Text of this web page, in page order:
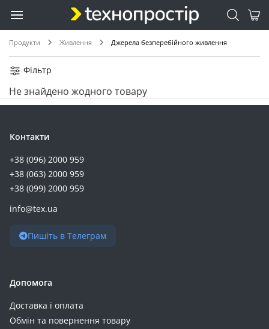
Продукти Живлення Джерела безперебійного живлення
Фільтр
Не знайдено жодного товару
Контакти
+38 (096) 2000 959
+38 (063) 2000 959
+38 (099) 2000 959
info@tex.ua
Пишіть в Телеграм
Допомога
Доставка і оплата
Обмін та повернення товару